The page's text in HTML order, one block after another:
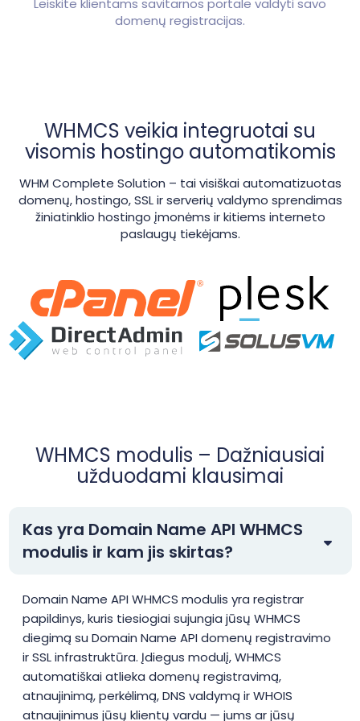
domenų registracijas.
WHMCS veikia integruotai su
visomis hostingo automatikomis
WHM Complete Solution – tai visiškai automatizuotas
domenų, hostingo, SSL ir serverių valdymo sprendimas
žiniatinklio hostingo įmonėms ir kitiems interneto
paslaugų tiekėjams.
WHMCS modulis – Dažniausiai
užduodami klausimai
Kas yra Domain Name API WHMCS
modulis ir kam jis skirtas?
Domain Name API WHMCS modulis yra registrar
papildinys, kuris tiesiogiai sujungia jūsų WHMCS
diegimą su Domain Name API domenų registravimo
ir SSL infrastruktūra. Įdiegus modulį, WHMCS
automatiškai atlieka domenų registravimą,
atnaujinimą, perkėlimą, DNS valdymą ir WHOIS
atnaujinimus jūsų klientų vardu — jums ar jūsų